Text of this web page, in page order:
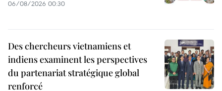
06/08/2026 00:30
Des chercheurs vietnamiens et
indiens examinent les perspectives
du partenariat stratégique global
renforcé